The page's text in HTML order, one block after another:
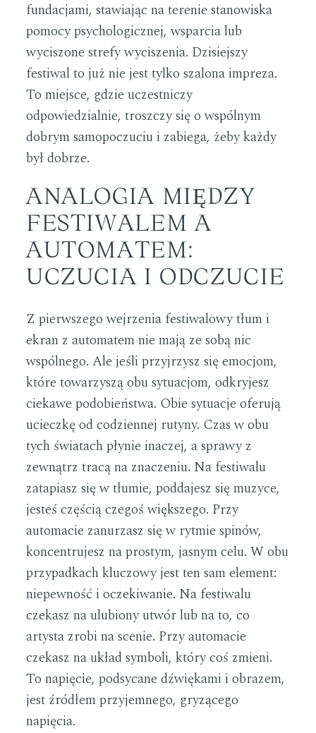
fundacjami, stawiając na terenie stanowiska
pomocy psychologicznej, wsparcia lub
wyciszone strefy wyciszenia. Dzisiejszy
festiwal to już nie jest tylko szalona impreza.
To miejsce, gdzie uczestniczy
odpowiedzialnie, troszczy się o wspólnym
dobrym samopoczuciu i zabiega, żeby każdy
był dobrze.
ANALOGIA MIĘDZY
FESTIWALEM A
AUTOMATEM:
UCZUCIA I ODCZUCIE
Z pierwszego wejrzenia festiwalowy tłum i
ekran z automatem nie mają ze sobą nic
wspólnego. Ale jeśli przyjrzysz się emocjom,
które towarzyszą obu sytuacjom, odkryjesz
ciekawe podobieństwa. Obie sytuacje oferują
ucieczkę od codziennej rutyny. Czas w obu
tych światach płynie inaczej, a sprawy z
zewnątrz tracą na znaczeniu. Na festiwalu
zatapiasz się w tłumie, poddajesz się muzyce,
jesteś częścią czegoś większego. Przy
automacie zanurzasz się w rytmie spinów,
koncentrujesz na prostym, jasnym celu. W obu
przypadkach kluczowy jest ten sam element:
niepewność i oczekiwanie. Na festiwalu
czekasz na ulubiony utwór lub na to, co
artysta zrobi na scenie. Przy automacie
czekasz na układ symboli, który coś zmieni.
To napięcie, podsycane dźwiękami i obrazem,
jest źródłem przyjemnego, gryzącego
napięcia.